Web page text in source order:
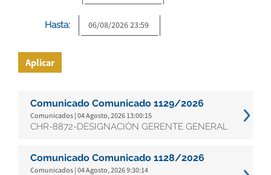
Hasta:
Aplicar
Comunicado Comunicado 1129/2026
Comunicados | 04 Agosto, 2026 13:00:15
CHR-8872-DESIGNACIÓN GERENTE GENERAL
Comunicado Comunicado 1128/2026
Comunicados | 04 Agosto, 2026 9:30:14